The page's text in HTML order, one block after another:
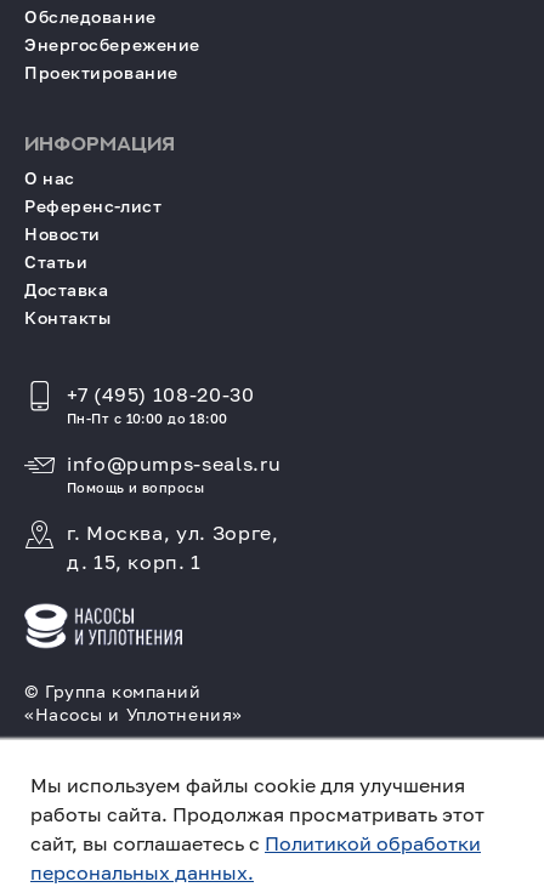
Мы используем файлы cookie для улучшения
работы сайта. Продолжая просматривать этот
сайт, вы соглашаетесь с Политикой обработки
персональных данных.
© Группа компаний
«Насосы и Уплотнения»
торцовых уплотнений
Политика конфиденциальности
Обследование
Энергосбережение
Проектирование
ИНФОРМАЦИЯ
О нас
Референс-лист
Новости
Статьи
Доставка
Контакты
+7 (495) 108-20-30
Пн-Пт с 10:00 до 18:00
info@pumps-seals.ru
Помощь и вопросы
г. Москва, ул. Зорге,
д. 15, корп. 1